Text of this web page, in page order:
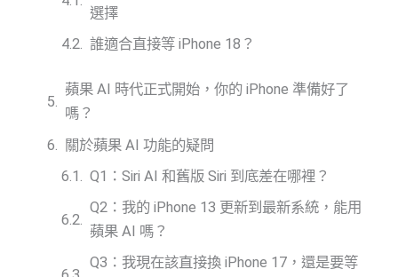
選擇
誰適合直接等 iPhone 18？
蘋果 AI 時代正式開始，你的 iPhone 準備好了
嗎？
關於蘋果 AI 功能的疑問
Q1：Siri AI 和舊版 Siri 到底差在哪裡？
Q2：我的 iPhone 13 更新到最新系統，能用
蘋果 AI 嗎？
Q3：我現在該直接換 iPhone 17，還是要等